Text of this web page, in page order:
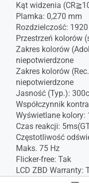
Kąt widzenia
Plamka: 0,270 mm
Rozdzielczość:
Przestrzeń kolorów
Zakres kolorów
niepotwierdzone
Zakres kolorów
niepotwierdzone
Jasność (Typ.):
Współczynnik
Wyświetlane kolory:
Czas reakcji:
Częstotliwość
Maks. 75 Hz
Flicker-free: Tak
LCD ZBD Warranty: